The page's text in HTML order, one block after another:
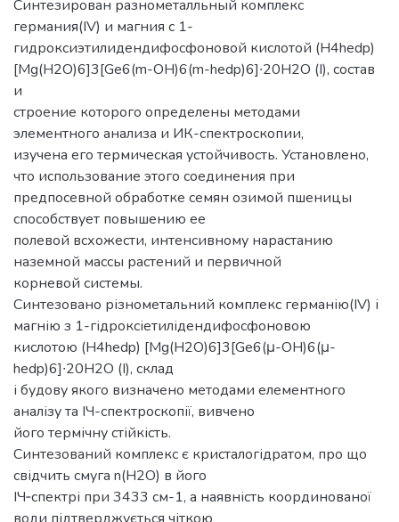
Синтезирован разнометалльный комплекс
германия(IV) и магния с 1-
гидроксиэтилидендифосфоновой кислотой (H4hedp)
[Mg(H2O)6]3[Ge6(m-OH)6(m-hedp)6]∙20Н2О (I), состав
и
строение которого определены методами
элементного анализа и ИК-спектроскопии,
изучена его термическая устойчивость. Установлено,
что использование этого соединения при
предпосевной обработке семян озимой пшеницы
способствует повышению ее
полевой всхожести, интенсивному нарастанию
наземной массы растений и первичной
корневой системы.
Синтезовано різнометальний комплекс германію(IV) і
магнію з 1-гідроксіетилідендифосфоновою
кислотою (H4hedp) [Mg(H2O)6]3[Ge6(μ-OH)6(μ-
hedp)6]∙20Н2О (I), склад
і будову якого визначено методами елементного
аналізу та ІЧ-спектроскопії, вивчено
його термічну стійкість.
Синтезований комплекс є кристалогідратом, про що
свідчить смуга n(Н2О) в його
ІЧ‑спектрі при 3433 см-1, а наявність координованої